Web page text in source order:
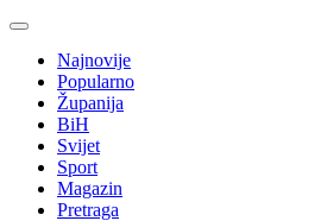
Najnovije
Popularno
Županija
BiH
Svijet
Sport
Magazin
Pretraga